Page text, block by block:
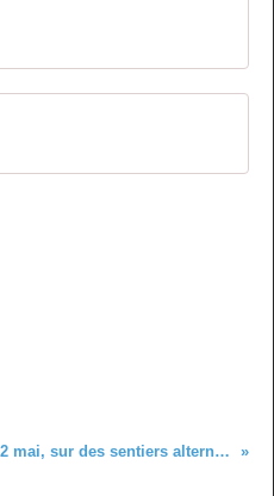
C'étaient les Marcheurs, mardi 2 mai, sur des sentiers alternant eau et pierres, cascades et rochers...